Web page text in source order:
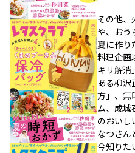
その他、
や、おう
夏に作り
料理企画
キリ解消
ある柳沢
方」、無
ム、成城
のおいし
なつさん
今知りた